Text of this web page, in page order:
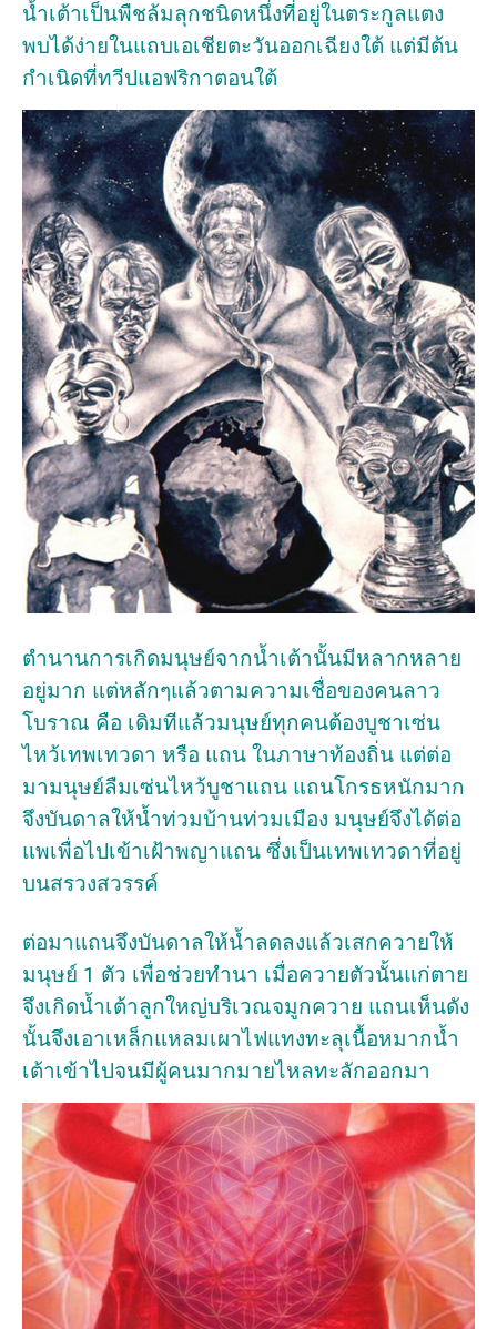
น้ำเต้าเป็นพืชล้มลุกชนิดหนึ่งที่อยู่ในตระกูลแตง
พบได้ง่ายในแถบเอเชียตะวันออกเฉียงใต้ แต่มีต้น
กำเนิดที่ทวีปแอฟริกาตอนใต้
ตำนานการเกิดมนุษย์จากน้ำเต้านั้นมีหลากหลาย
อยู่มาก แต่หลักๆแล้วตามความเชื่อของคนลาว
โบราณ คือ เดิมทีแล้วมนุษย์ทุกคนต้องบูชาเซ่น
ไหว้เทพเทวดา หรือ แถน ในภาษาท้องถิ่น แต่ต่อ
มามนุษย์ลืมเซ่นไหว้บูชาแถน แถนโกรธหนักมาก
จึงบันดาลให้น้ำท่วมบ้านท่วมเมือง มนุษย์จึงได้ต่อ
แพเพื่อไปเข้าเฝ้าพญาแถน ซึ่งเป็นเทพเทวดาที่อยู่
บนสรวงสวรรค์
ต่อมาแถนจึงบันดาลให้น้ำลดลงแล้วเสกควายให้
มนุษย์ 1 ตัว เพื่อช่วยทำนา เมื่อควายตัวนั้นแก่ตาย
จึงเกิดน้ำเต้าลูกใหญ่บริเวณจมูกควาย แถนเห็นดัง
นั้นจึงเอาเหล็กแหลมเผาไฟแทงทะลุเนื้อหมากน้ำ
เต้าเข้าไปจนมีผู้คนมากมายไหลทะลักออกมา